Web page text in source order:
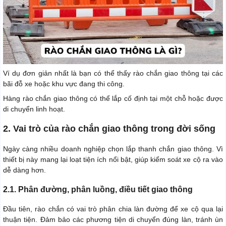
Ví dụ đơn giản nhất là bạn có thể thấy rào chắn giao thông tại các
bãi đỗ xe hoặc khu vực đang thi công.
Hàng rào chắn giao thông có thể lắp cố định tại một chỗ hoặc được
di chuyển linh hoạt.
2. Vai trò của rào chắn giao thông trong đời sống
Ngày càng nhiều doanh nghiệp chọn lắp thanh chắn giao thông. Vì
thiết bị này mang lại loạt tiện ích nổi bật, giúp kiểm soát xe cộ ra vào
dễ dàng hơn.
2.1. Phân đường, phân luồng, điều tiết giao thông
Đầu tiên, rào chắn có vai trò phân chia làn đường để xe cộ qua lại
thuận tiện. Đảm bảo các phương tiện di chuyển đúng làn, tránh ùn